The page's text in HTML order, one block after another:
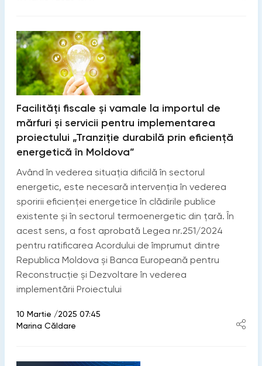
Facilități fiscale și vamale la importul de
mărfuri și servicii pentru implementarea
proiectului „Tranziţie durabilă prin eficienţă
energetică în Moldova”
Având în vederea situația dificilă în sectorul
energetic, este necesară intervenția în vederea
sporirii eficienței energetice în clădirile publice
existente și în sectorul termoenergetic din țară. În
acest sens, a fost aprobată Legea nr.251/2024
pentru ratificarea Acordului de împrumut dintre
Republica Moldova şi Banca Europeană pentru
Reconstrucţie şi Dezvoltare în vederea
implementării Proiectului
10 Martie /2025 07:45
Marina Căldare